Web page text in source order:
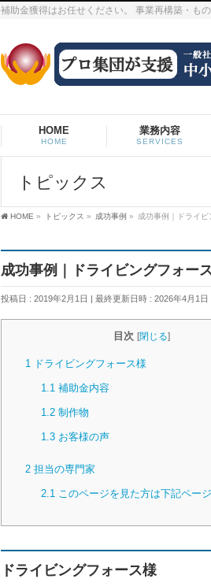
補助金獲得はお任せください。 事業再構築・も
HOME
HOME
業務内容
SERVICES
トピックス
HOME » トピックス » 成功事例 » 成功事例｜ドライビ
成功事例｜ドライビングフォー
投稿日 : 2019年2月1日 最終更新日時 : 2026年4月1日
目次 [閉じる]
1 ドライビングフォース様
1.1補助金内容
1.2制作物
1.3お客様の声
2 担当の専門家
2.1このページを見た方は下記ペー
ドライビングフォース様